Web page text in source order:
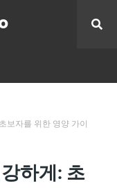
보자를 위한 영양 가이
하게: 초